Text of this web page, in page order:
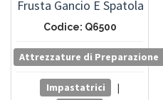
Frusta Gancio E Spatola
Codice: Q6500
Attrezzature di Preparazione
Impastatrici
|